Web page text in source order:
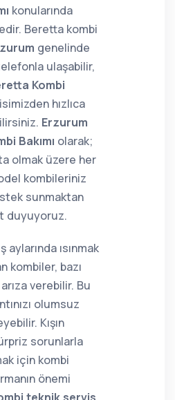
konularında
Beretta kombi
genelinde
ulaşabilir,
Kombi
hızlıca
Erzurum
Bakımı olarak;
olmak üzere her
kombileriniz
sunmaktan
duyuyoruz.
aylarında ısınmak
kombiler, bazı
verebilir. Bu
olumsuz
Kışın
sorunlarla
için kombi
önemi